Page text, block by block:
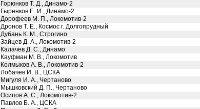
Горюнков Т. Д., Динамо-2
Гыренков Е. И., Динамо-2
Дорофеев М. П., Локомотив-2
Дронов Т. Е., Космос г. Долгопрудный
Дубань К. М., Строгино
Зайцев Д. А., Локомотив-2
Калачев Д. С., Динамо
Кауфман М. В., Локомотив
Колмыков А. В., Локомотив-2
Лобачев И. В., ЦСКА
Мигуля И. А., Чертаново
Мышковский Д. П., Чертаново
Осипов А. С., Локомотив-2
Павлов Б. А., ЦСКА